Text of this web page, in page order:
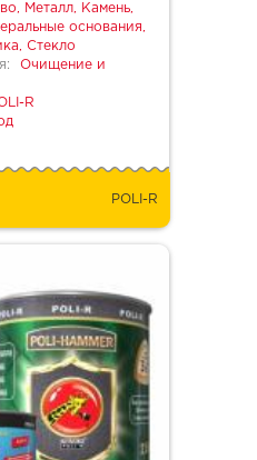
Металл, Камень,
основания,
Стекло
Очищение и
R
POLI-R